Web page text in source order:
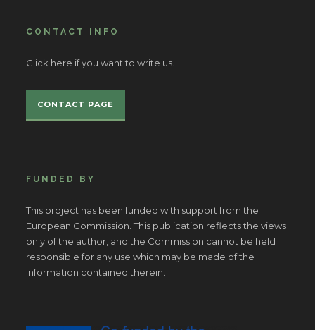
CONTACT INFO
Click here if you want to write us.
CONTACT PAGE
FUNDED BY
This project has been funded with support from the
European Commission. This publication reflects the views
only of the author, and the Commission cannot be held
responsible for any use which may be made of the
information contained therein.